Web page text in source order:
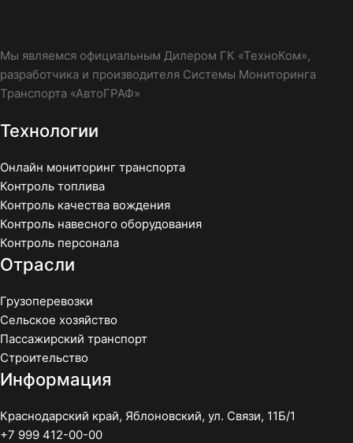
Мы являемся официальным Дилером ГК «ТехноКом»,
разработчика и производителя Системы Мониторинга
Транспорта «АвтоГРАФ»
Технологии
Онлайн мониторинг транспорта
Контроль топлива
Контроль качества вождения
Контроль навесного оборудования
Контроль персонала
Отрасли
Грузоперевозки
Сельское хозяйство
Пассажирский транспорт
Строительство
Информация
Краснодарский край, Яблоновский, ул. Связи, 11Б/1
+7 999 412-00-00